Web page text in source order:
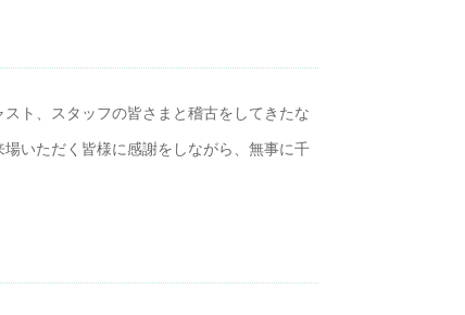
ト、スタッフの皆さまと稽古をしてきたな
いただく皆様に感謝をしながら、無事に千